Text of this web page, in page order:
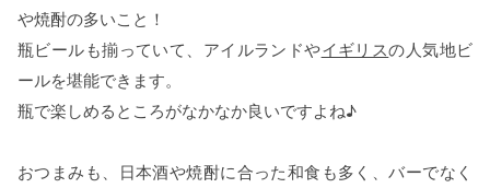
や焼酎の多いこと！
瓶ビールも揃っていて、アイルランドやイギリスの人気地ビ
ールを堪能できます。
瓶で楽しめるところがなかなか良いですよね♪
おつまみも、日本酒や焼酎に合った和食も多く、バーでなく